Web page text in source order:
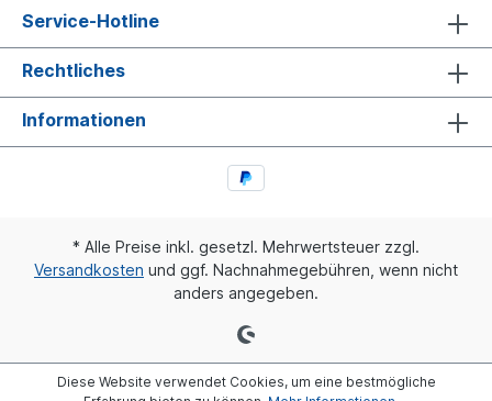
Service-Hotline
Rechtliches
Informationen
* Alle Preise inkl. gesetzl. Mehrwertsteuer zzgl.
Versandkosten und ggf. Nachnahmegebühren, wenn nicht
anders angegeben.
Diese Website verwendet Cookies, um eine bestmögliche